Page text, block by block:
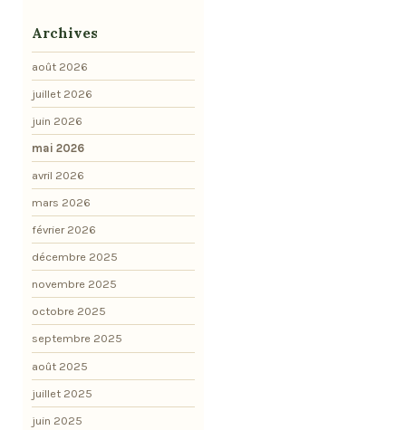
Archives
août 2026
juillet 2026
juin 2026
mai 2026
avril 2026
mars 2026
février 2026
décembre 2025
novembre 2025
octobre 2025
septembre 2025
août 2025
juillet 2025
juin 2025